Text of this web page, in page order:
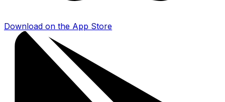
Download on the App Store